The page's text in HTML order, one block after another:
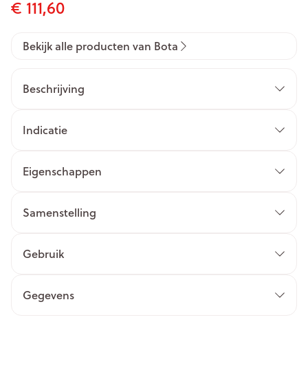
€ 111,60
Bekijk alle producten van Bota
Beschrijving
Indicatie
Eigenschappen
Samenstelling
Gebruik
Gegevens